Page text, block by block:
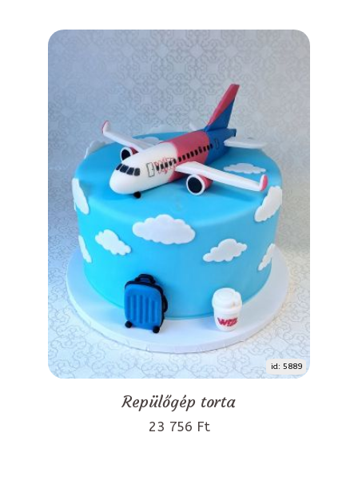
id: 5889
Repülőgép torta
23 756 Ft